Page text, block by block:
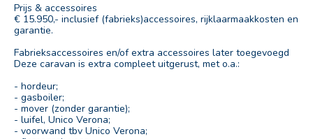
Prijs & accessoires
€ 15.950,- inclusief (fabrieks)accessoires, rijklaarmaakkosten en
garantie.
Fabrieksaccessoires en/of extra accessoires later toegevoegd
Deze caravan is extra compleet uitgerust, met o.a.:
- hordeur;
- gasboiler;
- mover (zonder garantie);
- luifel, Unico Verona;
- voorwand tbv Unico Verona;